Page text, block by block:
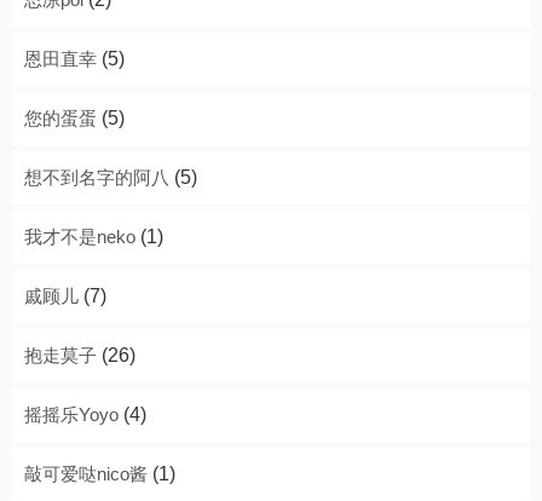
恩田直幸 (5)
您的蛋蛋 (5)
想不到名字的阿八 (5)
我才不是neko (1)
戚顾儿 (7)
抱走莫子 (26)
摇摇乐Yoyo (4)
敲可爱哒nico酱 (1)